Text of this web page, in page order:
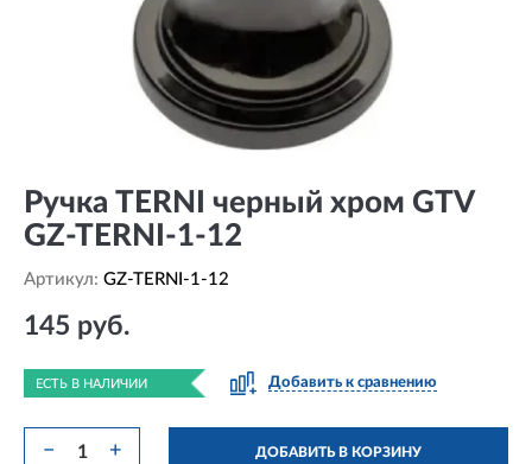
Ручка TERNI черный хром GTV
GZ-TERNI-1-12
Артикул: GZ-TERNI-1-12
145 руб.
ЕСТЬ В НАЛИЧИИ Добавить к сравнению
− + ДОБАВИТЬ В КОРЗИНУ